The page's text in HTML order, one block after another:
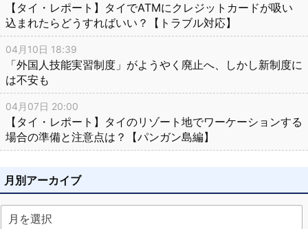
【タイ・レポート】タイでATMにクレジットカードが吸い
込まれたらどうすればいい？【トラブル対応】
04月10日 18:39
「外国人技能実習制度」がようやく廃止へ、しかし新制度に
は不安も
04月07日 20:00
【タイ・レポート】タイのリゾート地でワーケーションする
場合の準備と注意点は？【パンガン島編】
月別アーカイブ